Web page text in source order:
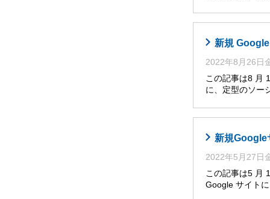
新規
2022年8月26日
この記事は8 月
に、定型のソー
新規Google
2022年5月27日
この記事は5 月
Google サイト